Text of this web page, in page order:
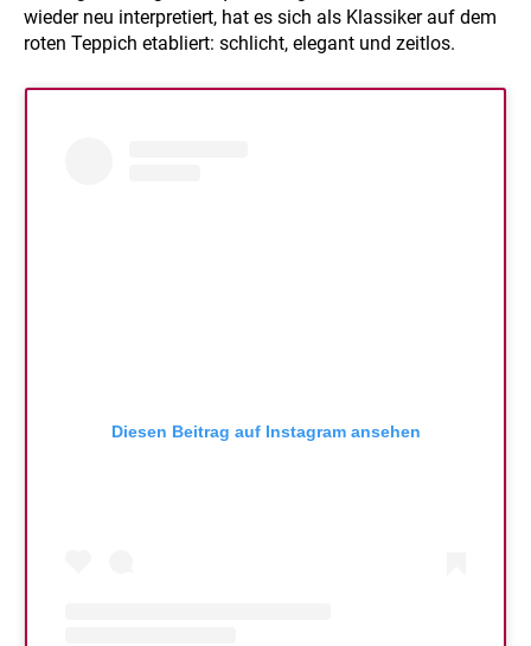
wieder neu interpretiert, hat es sich als Klassiker auf dem
roten Teppich etabliert: schlicht, elegant und zeitlos.
Diesen Beitrag auf Instagram ansehen